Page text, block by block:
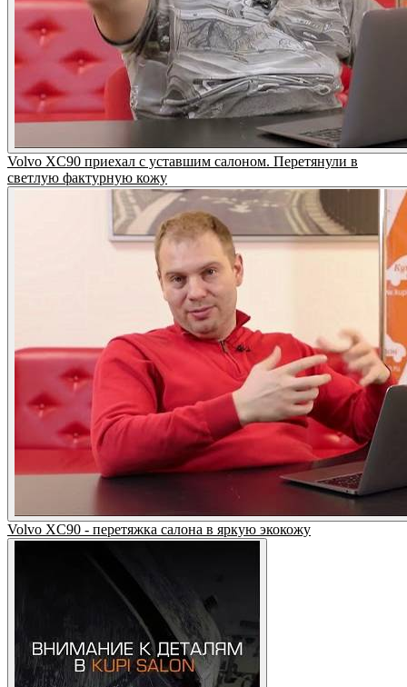
Volvo XC90 приехал с уставшим салоном. Перетянули в
светлую фактурную кожу
Volvo XC90 - перетяжка салона в яркую экокожу